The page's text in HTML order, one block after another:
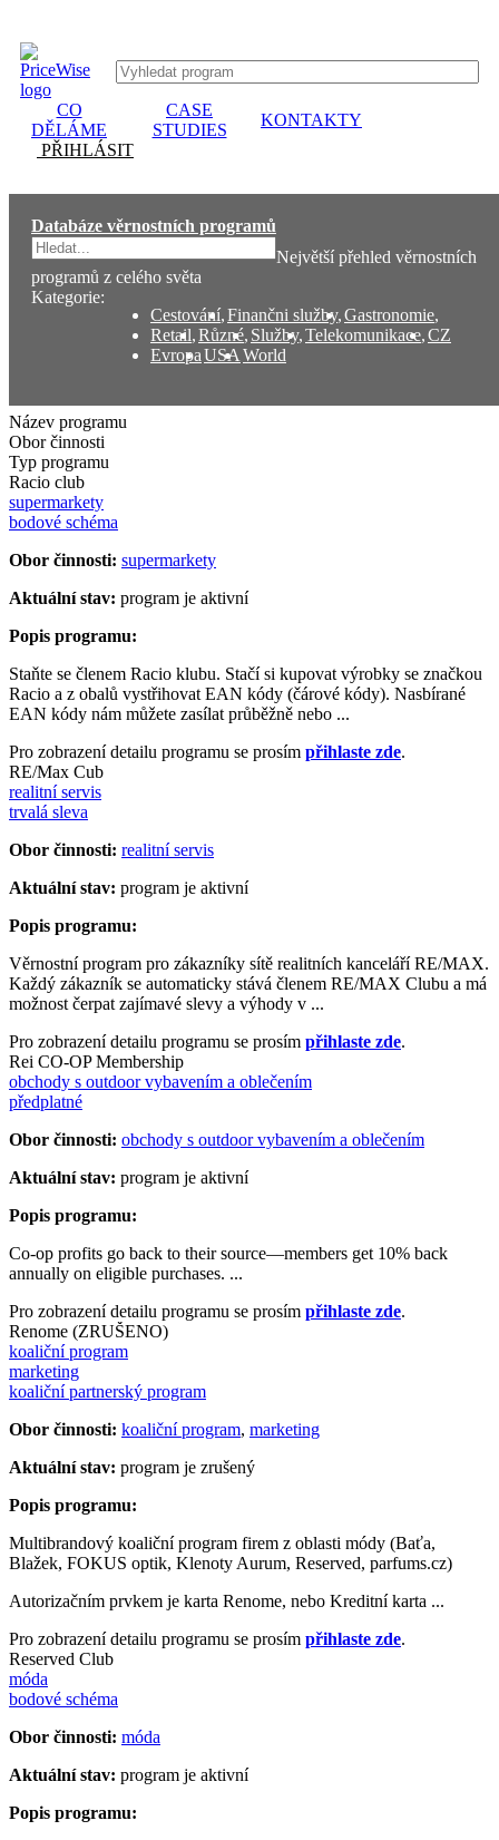
CO
DĚLÁME
CASE
STUDIES
KONTAKTY
PŘIHLÁSIT
Databáze věrnostních programů
Největší přehled věrnostních
programů z celého světa
Kategorie:
Cestování,Finančni služby,Gastronomie,
Retail,Různé, Služby,Telekomunikace,CZ
EvropaUSA World
Název programu
Obor činnosti
Typ programu
Racio club
supermarkety
bodové schéma
Obor činnosti: supermarkety
Aktuální stav: program je aktivní
Popis programu:
Staňte se členem Racio klubu. Stačí si kupovat výrobky se značkou
Racio a z obalů vystřihovat EAN kódy (čárové kódy). Nasbírané
EAN kódy nám můžete zasílat průběžně nebo ...
Pro zobrazení detailu programu se prosím přihlaste zde.
RE/Max Cub
realitní servis
trvalá sleva
Obor činnosti: realitní servis
Aktuální stav: program je aktivní
Popis programu:
Věrnostní program pro zákazníky sítě realitních kanceláří RE/MAX.
Každý zákazník se automaticky stává členem RE/MAX Clubu a má
možnost čerpat zajímavé slevy a výhody v ...
Pro zobrazení detailu programu se prosím přihlaste zde.
Rei CO-OP Membership
obchody s outdoor vybavením a oblečením
předplatné
Obor činnosti: obchody s outdoor vybavením a oblečením
Aktuální stav: program je aktivní
Popis programu:
Co-op profits go back to their source—members get 10% back
annually on eligible purchases. ...
Pro zobrazení detailu programu se prosím přihlaste zde.
Renome (ZRUŠENO)
koaliční program
marketing
koaliční partnerský program
Obor činnosti: koaliční program, marketing
Aktuální stav: program je zrušený
Popis programu:
Multibrandový koaliční program firem z oblasti módy (Baťa,
Blažek, FOKUS optik, Klenoty Aurum, Reserved, parfums.cz)
Autorizačním prvkem je karta Renome, nebo Kreditní karta ...
Pro zobrazení detailu programu se prosím přihlaste zde.
Reserved Club
móda
bodové schéma
Obor činnosti: móda
Aktuální stav: program je aktivní
Popis programu: